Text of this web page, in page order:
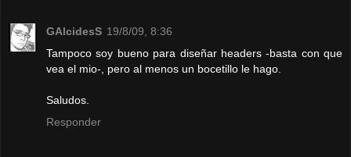
GAlcidesS 19/8/09, 8:36
Tampoco soy bueno para diseñar headers -basta con que
vea el mio-, pero al menos un bocetillo le hago.
Saludos.
Responder